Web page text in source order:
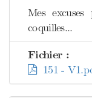
Mes
coquilles...
Fichier :
151 -